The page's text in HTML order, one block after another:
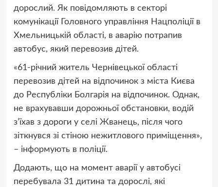
дорослий. Як повідомляють в секторі
комунікації Головного управління Нацполіції в
Хмельницькій області, в аварію потрапив
автобус, який перевозив дітей.
«61-річний житель Чернівецької області
перевозив дітей на відпочинок з міста Києва
до Республіки Болгарія на відпочинок. Однак,
не врахувавши дорожньої обстановки, водій
з’їхав з дороги у селі Жванець, після чого
зіткнувся зі стіною нежитлового приміщення»,
– інформують в поліції.
Додають, що на момент аварії у автобусі
перебувала 31 дитина та дорослі, які